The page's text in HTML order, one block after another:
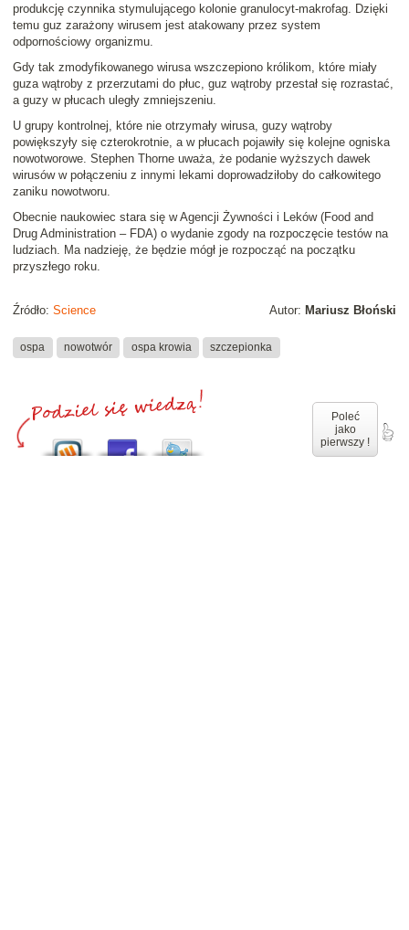
produkcję czynnika stymulującego kolonie granulocyt-makrofag. Dzięki
temu guz zarażony wirusem jest atakowany przez system
odpornościowy organizmu.
Gdy tak zmodyfikowanego wirusa wszczepiono królikom, które miały
guza wątroby z przerzutami do płuc, guz wątroby przestał się rozrastać,
a guzy w płucach uległy zmniejszeniu.
U grupy kontrolnej, które nie otrzymały wirusa, guzy wątroby
powiększyły się czterokrotnie, a w płucach pojawiły się kolejne ogniska
nowotworowe. Stephen Thorne uważa, że podanie wyższych dawek
wirusów w połączeniu z innymi lekami doprowadziłoby do całkowitego
zaniku nowotworu.
Obecnie naukowiec stara się w Agencji Żywności i Leków (Food and
Drug Administration – FDA) o wydanie zgody na rozpoczęcie testów na
ludziach. Ma nadzieję, że będzie mógł je rozpocząć na początku
przyszłego roku.
Autor: Mariusz Błoński
Źródło: Science
ospa nowotwór ospa krowia szczepionka
Poleć
jako
pierwszy !